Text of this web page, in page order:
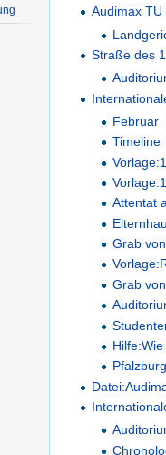
Audimax TU
Straße des
Februar‎
Timeline‎
Attentat
Grab
Grab